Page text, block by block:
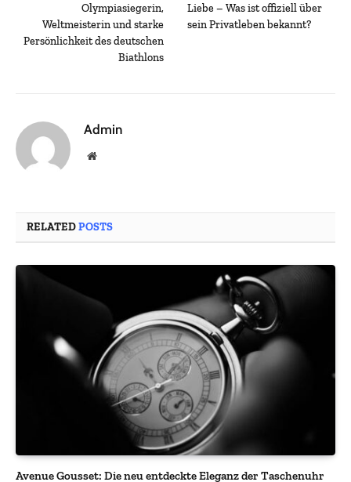
Olympiasiegerin,
Weltmeisterin und starke
Persönlichkeit des deutschen
Biathlons
Liebe – Was ist offiziell über
sein Privatleben bekannt?
Admin
Website
RELATEDPOSTS
Avenue Gousset: Die neu entdeckte Eleganz der Taschenuhr